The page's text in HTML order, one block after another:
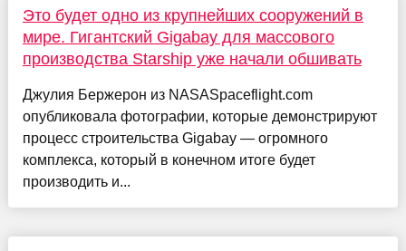
Это будет одно из крупнейших сооружений в
мире. Гигантский Gigabay для массового
производства Starship уже начали обшивать
Джулия Бержерон из NASASpaceflight.com
опубликовала фотографии, которые демонстрируют
процесс строительства Gigabay — огромного
комплекса, который в конечном итоге будет
производить и...